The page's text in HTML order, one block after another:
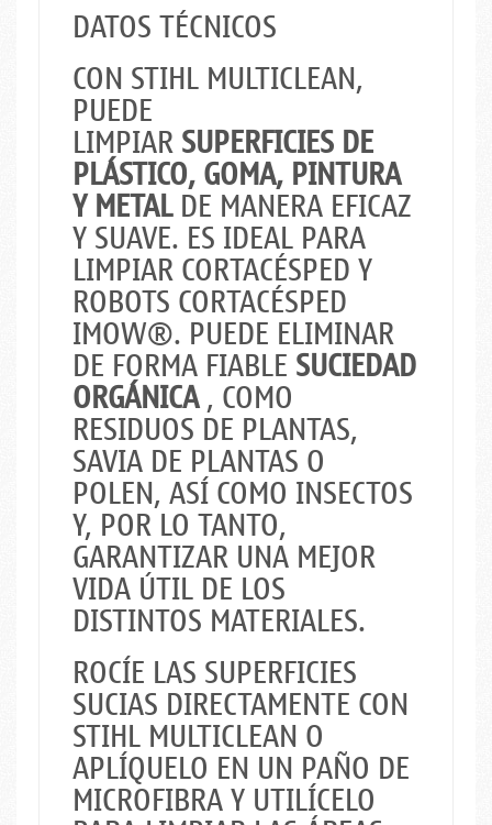
DATOS TÉCNICOS
CON STIHL MULTICLEAN,
PUEDE
LIMPIARSUPERFICIES DE
PLÁSTICO, GOMA, PINTURA
Y METALDE MANERA EFICAZ
Y SUAVE. ES IDEAL PARA
LIMPIAR CORTACÉSPED Y
ROBOTS CORTACÉSPED
IMOW®. PUEDE ELIMINAR
DE FORMA FIABLESUCIEDAD
ORGÁNICA, COMO
RESIDUOS DE PLANTAS,
SAVIA DE PLANTAS O
POLEN, ASÍ COMO INSECTOS
Y, POR LO TANTO,
GARANTIZAR UNA MEJOR
VIDA ÚTIL DE LOS
DISTINTOS MATERIALES.
ROCÍE LAS SUPERFICIES
SUCIAS DIRECTAMENTE CON
STIHL MULTICLEAN O
APLÍQUELO EN UN PAÑO DE
MICROFIBRA Y UTILÍCELO